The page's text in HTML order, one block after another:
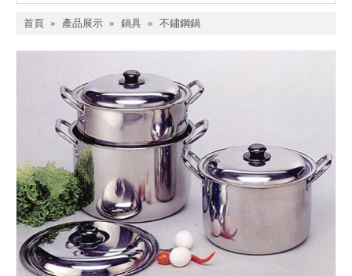
首頁 » 產品展示 » 鍋具 » 不鏽鋼鍋